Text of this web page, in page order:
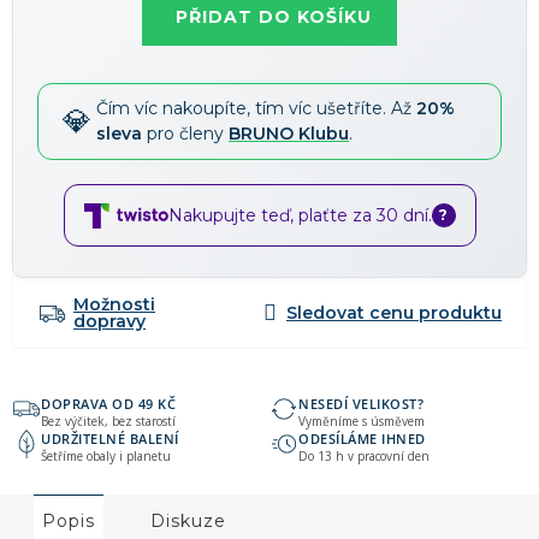
PŘIDAT DO KOŠÍKU
Čím víc nakoupíte, tím víc ušetříte. Až 20%
sleva pro členy BRUNO Klubu.
Nakupujte teď, plaťte za 30 dní. ?
Možnosti
dopravy
DOPRAVA OD 49 KČ
Bez výčitek, bez starostí
NESEDÍ VELIKOST?
Vyměníme s úsměvem
UDRŽITELNÉ BALENÍ
Šetříme obaly i planetu
ODESÍLÁME IHNED
Do 13 h v pracovní den
Popis Diskuze